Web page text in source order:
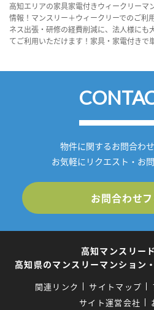
高知エリアの家具家電付きウィークリーマ
情報！マンスリー＋ウィークリーでのご利
ネス出張・研修の経費削減に、法人様にも
てご利用いただけます！家具・家電付きで
物件に関するお問合わ
お気軽にリクエスト・お
お問合わせ
高知マンスリー
高知県のマンスリーマンション
関連リンク サイトマップ
サイト運営会社